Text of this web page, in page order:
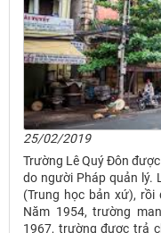
25/02/2019
Trường Lê Quý Đôn
do người Pháp quản lý.
(Trung học bản xứ), rồi
Năm 1954, trường
1967, trường được trả